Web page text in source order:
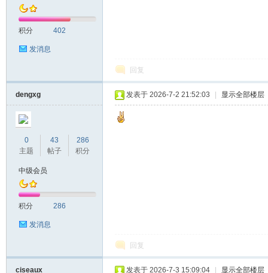
积分 402
发消息
回复
dengxg
0
主题
43
帖子
286
积分
中级会员
积分 286
发消息
发表于 2026-7-2 21:52:03 显示全部楼层
回复
ciseaux 发表于 2026-7-3 15:09:04 显示全部楼层